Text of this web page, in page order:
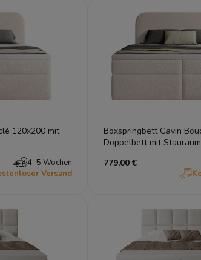
120x200 mit
4–5 Wochen
Versand
Boxspringbett Gavin
Doppelbett mit Stauraum
779,00 €